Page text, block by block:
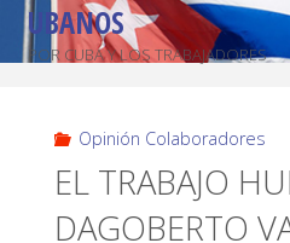
U BANOS
POR CUBA Y LOS TRABAJADORES
Opinión Colaboradores
EL TRABAJO
DAGOBERTO